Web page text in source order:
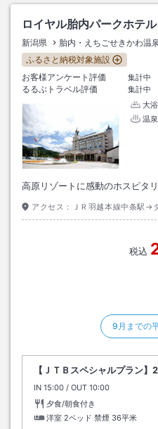
ロイヤル胎内パークホテル
新潟県 胎内・えちごせきかわ温
ふるさと納税対象施設
お客様アンケート評価
集計中
るるぶトラベル評価
集計中
大
温泉
高原リゾートに感動のホスピタリ
アクセス： ＪＲ羽越本線中条駅→
税込
9月までの
【ＪＴＢスペシャルプラン】
IN チェックイン
15:00 / OUT チェックアウト
10:00
夕食/朝食付き
洋室 2ベッド 禁煙 36平米